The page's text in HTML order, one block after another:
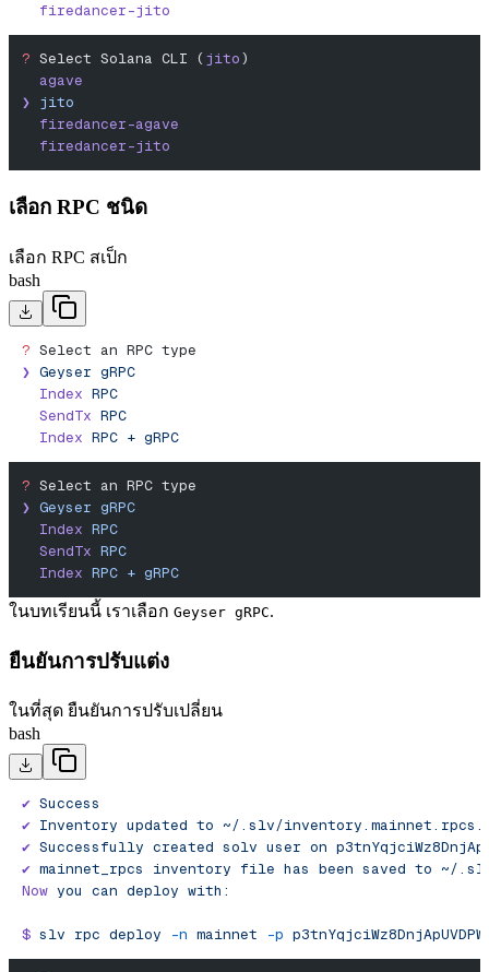
  firedancer-jito
? Select Solana CLI ( jito)
  agave
❯ jito
  firedancer-agave
  firedancer-jito
เลือก RPC ชนิด
เลือก RPC สเป็ก
bash
? Select an RPC type
❯ Geyser gRPC
  Index
RPC
  SendTx
RPC
  Index
RPC + gRPC
? Select an RPC type
❯ Geyser gRPC
  Index
RPC
  SendTx
RPC
  Index
RPC + gRPC
ในบทเรียนนี้ เราเลือก Geyser gRPC.
ยืนยันการปรับแต่ง
ในที่สุด ยืนยันการปรับเปลี่ยน
bash
✔︎ Success
✔ Inventory updated to ~/.slv/
✔ Successfully created solv user on
✔︎ mainnet_rpcs inventory file has been saved to ~/
Now you can deploy with:
$ slv rpc deploy -n mainnet -p